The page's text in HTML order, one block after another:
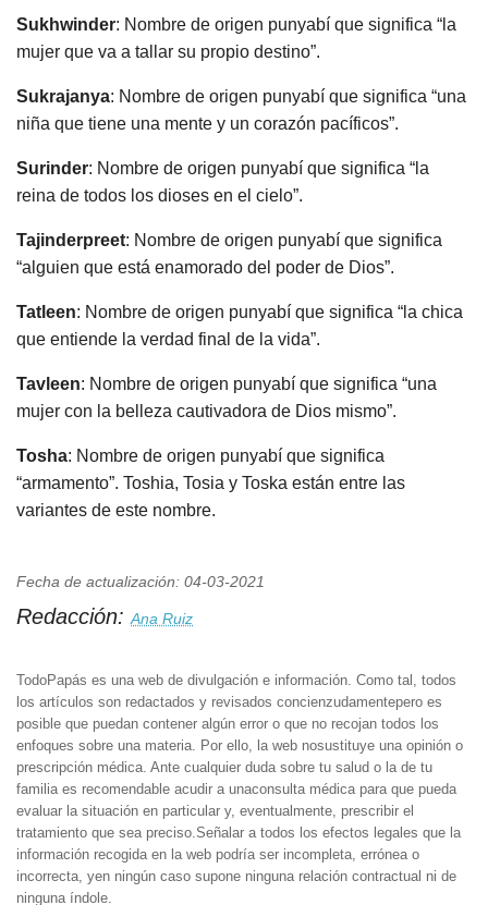
Sukhwinder: Nombre de origen punyabí que significa “la
mujer que va a tallar su propio destino”.
Sukrajanya: Nombre de origen punyabí que significa “una
niña que tiene una mente y un corazón pacíficos”.
Surinder: Nombre de origen punyabí que significa “la
reina de todos los dioses en el cielo”.
Tajinderpreet: Nombre de origen punyabí que significa
“alguien que está enamorado del poder de Dios”.
Tatleen: Nombre de origen punyabí que significa “la chica
que entiende la verdad final de la vida”.
Tavleen: Nombre de origen punyabí que significa “una
mujer con la belleza cautivadora de Dios mismo”.
Tosha: Nombre de origen punyabí que significa
“armamento”. Toshia, Tosia y Toska están entre las
variantes de este nombre.
Fecha de actualización: 04-03-2021
Redacción: Ana Ruiz
TodoPapás es una web de divulgación e información. Como tal, todos
los artículos son redactados y revisados concienzudamentepero es
posible que puedan contener algún error o que no recojan todos los
enfoques sobre una materia. Por ello, la web nosustituye una opinión o
prescripción médica. Ante cualquier duda sobre tu salud o la de tu
familia es recomendable acudir a unaconsulta médica para que pueda
evaluar la situación en particular y, eventualmente, prescribir el
tratamiento que sea preciso.Señalar a todos los efectos legales que la
información recogida en la web podría ser incompleta, errónea o
incorrecta, yen ningún caso supone ninguna relación contractual ni de
ninguna índole.